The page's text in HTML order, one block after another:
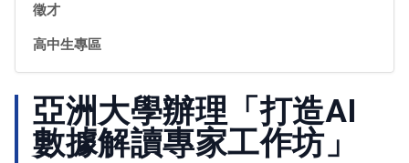
徵才
高中生專區
亞洲大學辦理「打造AI
數據解讀專家工作坊」